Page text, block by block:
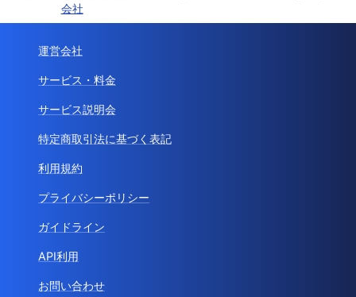
会社
運営会社
サービス・料金
サービス説明会
特定商取引法に基づく表記
利用規約
プライバシーポリシー
ガイドライン
API利用
お問い合わせ